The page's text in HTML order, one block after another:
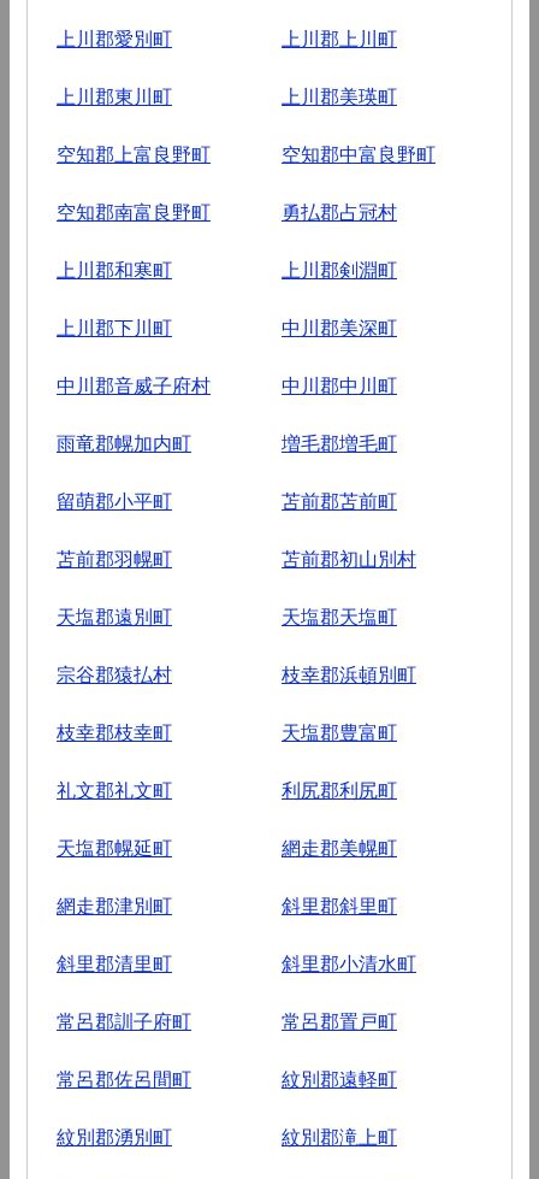
上川郡愛別町 上川郡上川町
上川郡東川町 上川郡美瑛町
空知郡上富良野町 空知郡中富良野町
空知郡南富良野町 勇払郡占冠村
上川郡和寒町 上川郡剣淵町
上川郡下川町 中川郡美深町
中川郡音威子府村 中川郡中川町
雨竜郡幌加内町 増毛郡増毛町
留萌郡小平町 苫前郡苫前町
苫前郡羽幌町 苫前郡初山別村
天塩郡遠別町 天塩郡天塩町
宗谷郡猿払村 枝幸郡浜頓別町
枝幸郡枝幸町 天塩郡豊富町
礼文郡礼文町 利尻郡利尻町
天塩郡幌延町 網走郡美幌町
網走郡津別町 斜里郡斜里町
斜里郡清里町 斜里郡小清水町
常呂郡訓子府町 常呂郡置戸町
常呂郡佐呂間町 紋別郡遠軽町
紋別郡湧別町 紋別郡滝上町